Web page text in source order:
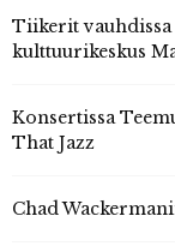
Tiikerit vauhdissa
kulttuurikeskus
Konsertissa
That Jazz
Chad